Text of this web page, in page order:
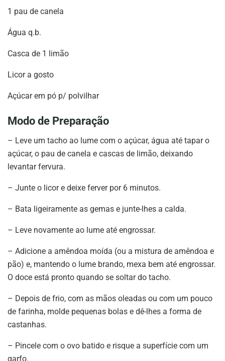
1 pau de canela
Água q.b.
Casca de 1 limão
Licor a gosto
Açúcar em pó p/ polvilhar
Modo de Preparação
– Leve um tacho ao lume com o açúcar, água até tapar o
açúcar, o pau de canela e cascas de limão, deixando
levantar fervura.
– Junte o licor e deixe ferver por 6 minutos.
– Bata ligeiramente as gemas e junte-lhes a calda.
– Leve novamente ao lume até engrossar.
– Adicione a amêndoa moída (ou a mistura de amêndoa e
pão) e, mantendo o lume brando, mexa bem até engrossar.
O doce está pronto quando se soltar do tacho.
– Depois de frio, com as mãos oleadas ou com um pouco
de farinha, molde pequenas bolas e dê-lhes a forma de
castanhas.
– Pincele com o ovo batido e risque a superfície com um
garfo.